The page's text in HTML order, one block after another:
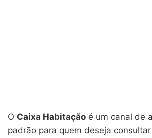
O Caixa Habitação é um canal de
padrão para quem deseja